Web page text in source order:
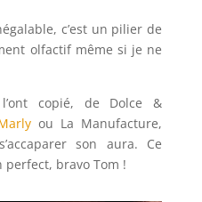
c’est un pilier de
olfactif même si je ne
copié, de Dolce &
ou La Manufacture,
son aura. Ce
bravo Tom !